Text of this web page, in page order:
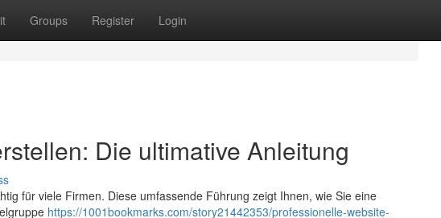
Groups Register Login
Die ultimative Anleitung
für viele Firmen. Diese umfassende Führung zeigt Ihnen, wie Sie eine
https://1001bookmarks.com/story21442353/professionelle-website-